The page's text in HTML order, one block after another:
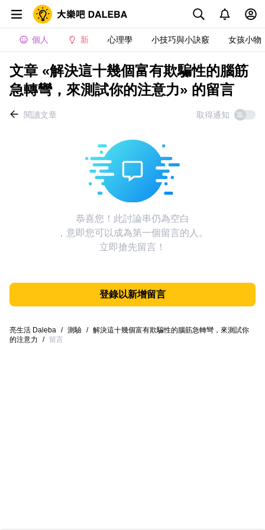
個人 新 心理學 小技巧與小訣竅 女孩小物
文章 «解決這十幾個富有欺騙性的腦筋
急轉彎，來測試你的注意力» 的留言
閱讀文章 取得通知
恭喜您！此討論串仍為空白
，意即您可以成為第一個留言的人。
立即搶先留言！
登錄以新增留言
亮生活 Daleba / 測驗 / 解決這十幾個富有欺騙性的腦筋急轉彎，來測試你
的注意力
/ 留言